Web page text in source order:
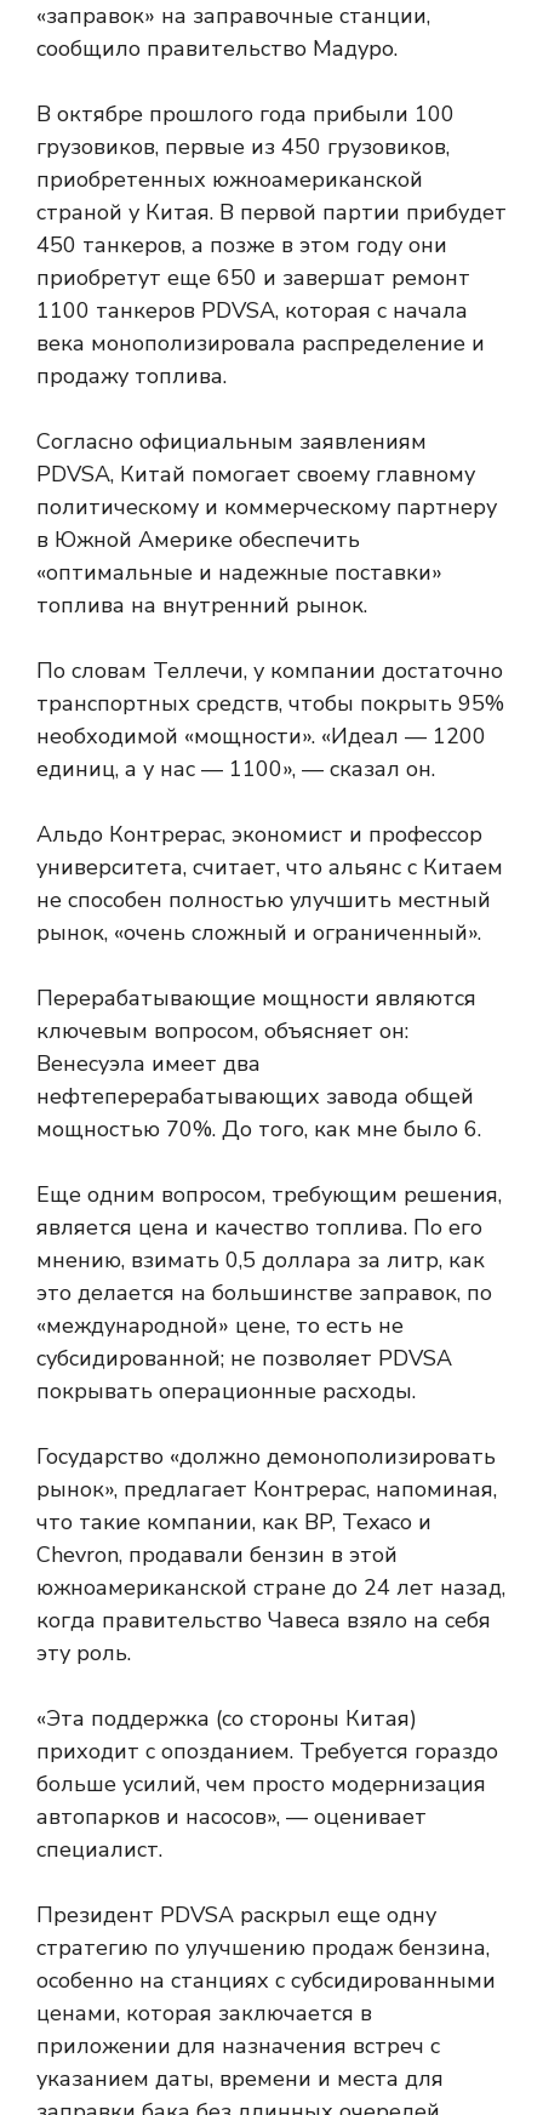
«заправок» на заправочные станции,
сообщило правительство Мадуро.
В октябре прошлого года прибыли 100
грузовиков, первые из 450 грузовиков,
приобретенных южноамериканской
страной у Китая. В первой партии прибудет
450 танкеров, а позже в этом году они
приобретут еще 650 и завершат ремонт
1100 танкеров PDVSA, которая с начала
века монополизировала распределение и
продажу топлива.
Согласно официальным заявлениям
PDVSA, Китай помогает своему главному
политическому и коммерческому партнеру
в Южной Америке обеспечить
«оптимальные и надежные поставки»
топлива на внутренний рынок.
По словам Теллечи, у компании достаточно
транспортных средств, чтобы покрыть 95%
необходимой «мощности». «Идеал — 1200
единиц, а у нас — 1100», — сказал он.
Альдо Контрерас, экономист и профессор
университета, считает, что альянс с Китаем
не способен полностью улучшить местный
рынок, «очень сложный и ограниченный».
Перерабатывающие мощности являются
ключевым вопросом, объясняет он:
Венесуэла имеет два
нефтеперерабатывающих завода общей
мощностью 70%. До того, как мне было 6.
Еще одним вопросом, требующим решения,
является цена и качество топлива. По его
мнению, взимать 0,5 доллара за литр, как
это делается на большинстве заправок, по
«международной» цене, то есть не
субсидированной; не позволяет PDVSA
покрывать операционные расходы.
Государство «должно демонополизировать
рынок», предлагает Контрерас, напоминая,
что такие компании, как BP, Texaco и
Chevron, продавали бензин в этой
южноамериканской стране до 24 лет назад,
когда правительство Чавеса взяло на себя
эту роль.
«Эта поддержка (со стороны Китая)
приходит с опозданием. Требуется гораздо
больше усилий, чем просто модернизация
автопарков и насосов», — оценивает
специалист.
Президент PDVSA раскрыл еще одну
стратегию по улучшению продаж бензина,
особенно на станциях с субсидированными
ценами, которая заключается в
приложении для назначения встреч с
указанием даты, времени и места для